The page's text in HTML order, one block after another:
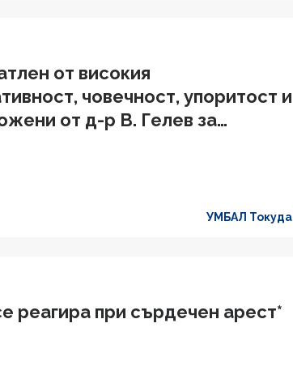
от високия
човечност, упоритост и
от д-р В. Гелев за
УМБАЛ Токуда
реагира при сърдечен арест*